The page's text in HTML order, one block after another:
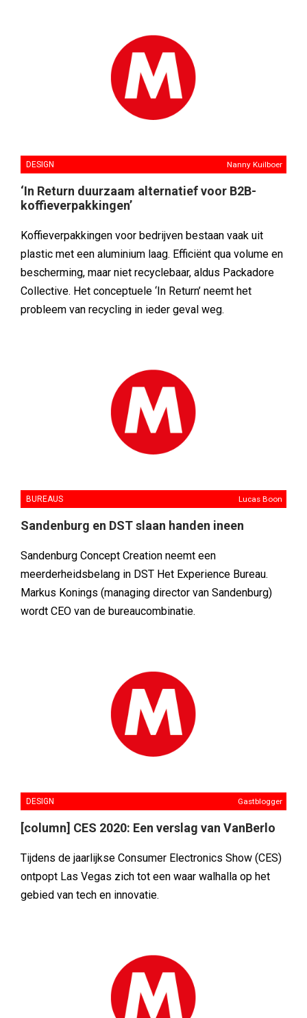
DESIGN Nanny Kuilboer
‘In Return duurzaam alternatief voor B2B-
koffieverpakkingen’
Koffieverpakkingen voor bedrijven bestaan vaak uit
plastic met een aluminium laag. Efficiënt qua volume en
bescherming, maar niet recyclebaar, aldus Packadore
Collective. Het conceptuele ‘In Return’ neemt het
probleem van recycling in ieder geval weg.
BUREAUS Lucas Boon
Sandenburg en DST slaan handen ineen
Sandenburg Concept Creation neemt een
meerderheidsbelang in DST Het Experience Bureau.
Markus Konings (managing director van Sandenburg)
wordt CEO van de bureaucombinatie.
DESIGN Gastblogger
[column] CES 2020: Een verslag van VanBerlo
Tijdens de jaarlijkse Consumer Electronics Show (CES)
ontpopt Las Vegas zich tot een waar walhalla op het
gebied van tech en innovatie.